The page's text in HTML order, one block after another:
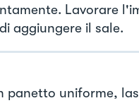
Lavorare
aggiungere il sale.
panetto uniforme,